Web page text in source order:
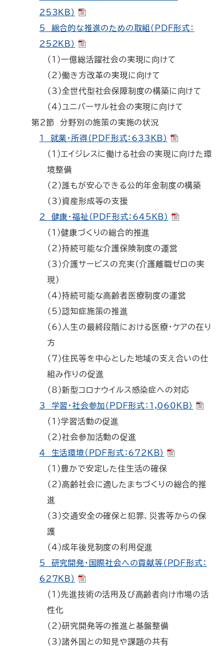
253KB）
5 総合的な推進のための取組（PDF形式：
252KB）
（1）一億総活躍社会の実現に向けて
（2）働き方改革の実現に向けて
（3）全世代型社会保障制度の構築に向けて
（4）ユニバーサル社会の実現に向けて
第2節 分野別の施策の実施の状況
1 就業・所得（PDF形式：633KB）
（1）エイジレスに働ける社会の実現に向けた環
境整備
（2）誰もが安心できる公的年金制度の構築
（3）資産形成等の支援
2 健康・福祉（PDF形式：645KB）
（1）健康づくりの総合的推進
（2）持続可能な介護保険制度の運営
（3）介護サービスの充実（介護離職ゼロの実
現）
（4）持続可能な高齢者医療制度の運営
（5）認知症施策の推進
（6）人生の最終段階における医療・ケアの在り
方
（7）住民等を中心とした地域の支え合いの仕
組み作りの促進
（8）新型コロナウイルス感染症への対応
3 学習・社会参加（PDF形式：1,060KB）
（1）学習活動の促進
（2）社会参加活動の促進
4 生活環境（PDF形式：672KB）
（1）豊かで安定した住生活の確保
（2）高齢社会に適したまちづくりの総合的推
進
（3）交通安全の確保と犯罪、災害等からの保
護
（4）成年後見制度の利用促進
5 研究開発・国際社会への貢献等（PDF形式：
627KB）
（1）先進技術の活用及び高齢者向け市場の活
性化
（2）研究開発等の推進と基盤整備
（3）諸外国との知見や課題の共有